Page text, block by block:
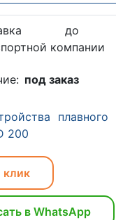
до
компании
под заказ
плавного
200
клик
в WhatsApp